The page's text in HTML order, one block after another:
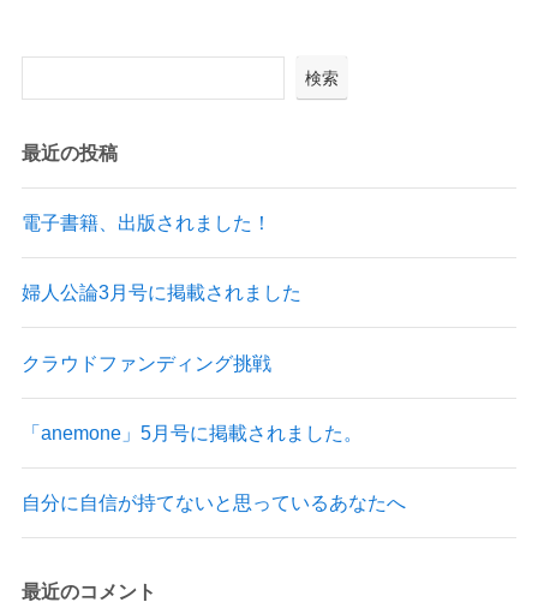
検索
最近の投稿
電子書籍、出版されました！
婦人公論3月号に掲載されました
クラウドファンディング挑戦
「anemone」5月号に掲載されました。
自分に自信が持てないと思っているあなたへ
最近のコメント